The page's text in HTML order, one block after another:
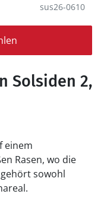
sus26-0610
Solsiden 2,
einem
Rasen, wo die
sowohl